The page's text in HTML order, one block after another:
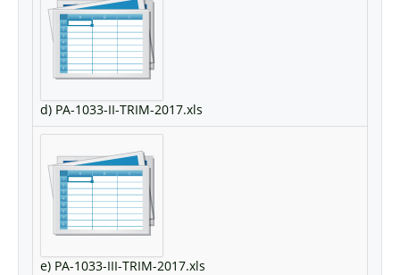
d) PA-1033-II-TRIM-2017.xls
e) PA-1033-III-TRIM-2017.xls